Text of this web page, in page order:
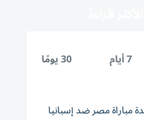
7 أيام 30 يومًا
مباراة مصر ضد إسبانيا